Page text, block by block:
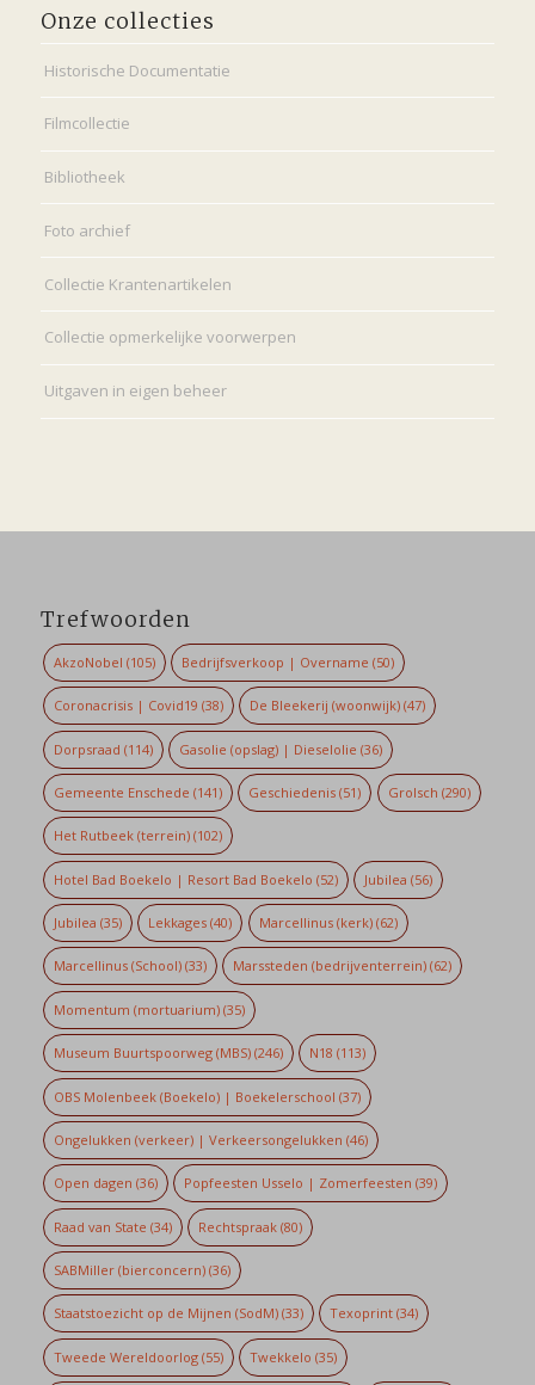
Onze collecties
Historische Documentatie
Filmcollectie
Bibliotheek
Foto archief
Collectie Krantenartikelen
Collectie opmerkelijke voorwerpen
Uitgaven in eigen beheer
Trefwoorden
AkzoNobel (105) Bedrijfsverkoop | Overname (50)
Coronacrisis | Covid19 (38) De Bleekerij (woonwijk) (47)
Dorpsraad (114) Gasolie (opslag) | Dieselolie (36)
Gemeente Enschede (141) Geschiedenis (51) Grolsch (290)
Het Rutbeek (terrein)(102)
Hotel Bad Boekelo | Resort Bad Boekelo (52) Jubilea (56)
Jubilea (35) Lekkages (40) Marcellinus (kerk)(62)
Marcellinus (School)(33) Marssteden (bedrijventerrein) (62)
Momentum (mortuarium)(35)
Museum Buurtspoorweg (MBS)(246) N18 (113)
OBS Molenbeek (Boekelo) | Boekelerschool (37)
Ongelukken (verkeer) | Verkeersongelukken (46)
Open dagen (36) Popfeesten Usselo | Zomerfeesten (39)
Raad van State (34) Rechtspraak (80)
SABMiller (bierconcern)(36)
Staatstoezicht op de Mijnen (SodM)(33) Texoprint (34)
Tweede Wereldoorlog(55) Twekkelo (35)